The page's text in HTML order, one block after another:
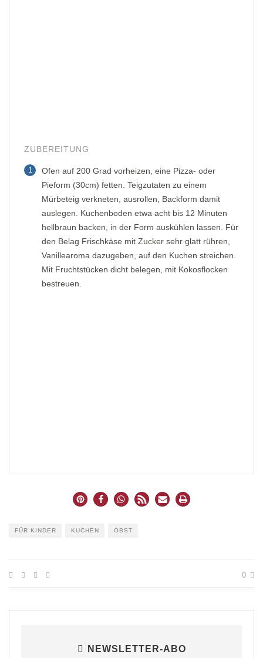
ZUBEREITUNG
1
Ofen auf 200 Grad vorheizen, eine Pizza- oder
Pieform (30cm) fetten. Teigzutaten zu einem
Mürbeteig verkneten, ausrollen, Backform damit
auslegen. Kuchenboden etwa acht bis 12 Minuten
hellbraun backen, in der Form auskühlen lassen. Für
den Belag Frischkäse mit Zucker sehr glatt rühren,
Vanillearoma dazugeben, auf den Kuchen streichen.
Mit Fruchtstücken dicht belegen, mit Kokosflocken
bestreuen.
FÜR KINDER KUCHEN OBST
0
NEWSLETTER-ABO